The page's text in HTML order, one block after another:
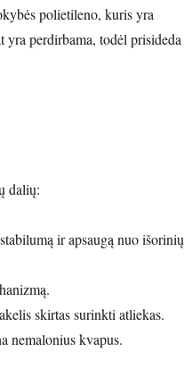
polietileno, kuris yra
yra perdirbama, todėl prisideda
dalių:
ir apsaugą nuo išorinių
skirtas surinkti atliekas.
nemalonius kvapus.